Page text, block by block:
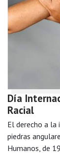
Día
Racial
El derecho a la
piedras
Humanos, de